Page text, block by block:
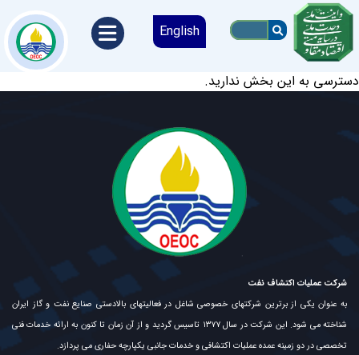
English
دسترسی به این بخش ندارید.
شرکت عملیات اکتشاف نفت
به عنوان یکی از برترین شرکتهای خصوصی شاغل در فعالیتهای بالادستی صنایع نفت و گاز ایران
شناخته می شود. این شرکت در سال ۱۳۷۷ تاسیس گردید و از آن زمان تا کنون به ارائه خدمات فنی
تخصصی در دو زمینه عمده عملیات اکتشافی و خدمات جانبی یکپارچه حفاری می پردازد.